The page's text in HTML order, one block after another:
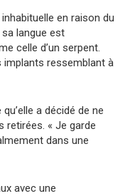
en raison du
langue est
celle d’un serpent.
ressemblant à
a décidé de ne
retirées. « Je garde
dans une
avec une